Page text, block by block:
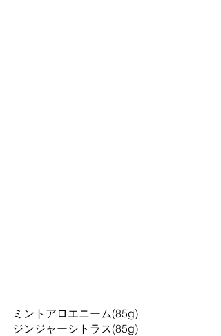
ミントアロエニーム(85g)
ジンジャーシトラス(85g)